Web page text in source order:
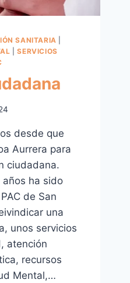
SANITARIA
|SERVICIOS
desde que
Aurrera para
ciudadana.
ha sido
de San
una
unos servicios
atención
recursos
Mental,…